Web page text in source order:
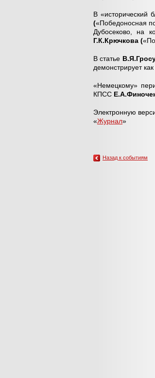
В «исторический
(«Победоносная
Дубосеково, на
Г.К.Крючкова (
В статье
демонстрирует
«Немецкому»
КПСС
Электронную
«Журнал»
Назад к событиям